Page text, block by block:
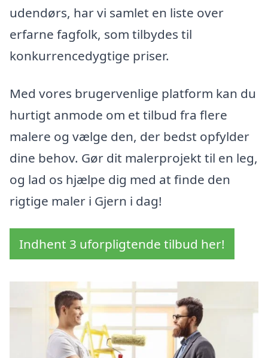
udendørs, har vi samlet en liste over
erfarne fagfolk, som tilbydes til
konkurrencedygtige priser.
Med vores brugervenlige platform kan du
hurtigt anmode om et tilbud fra flere
malere og vælge den, der bedst opfylder
dine behov. Gør dit malerprojekt til en leg,
og lad os hjælpe dig med at finde den
rigtige maler i Gjern i dag!
Indhent 3 uforpligtende tilbud her!